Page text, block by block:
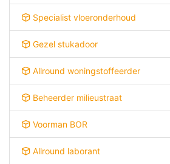
Specialist vloeronderhoud
Gezel stukadoor
Allround woningstoffeerder
Beheerder milieustraat
Voorman BOR
Allround laborant